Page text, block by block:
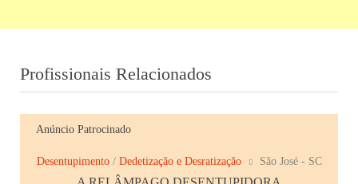
Profissionais Relacionados
Anúncio Patrocinado
Desentupimento/ Dedetização e Desratização São José - SC